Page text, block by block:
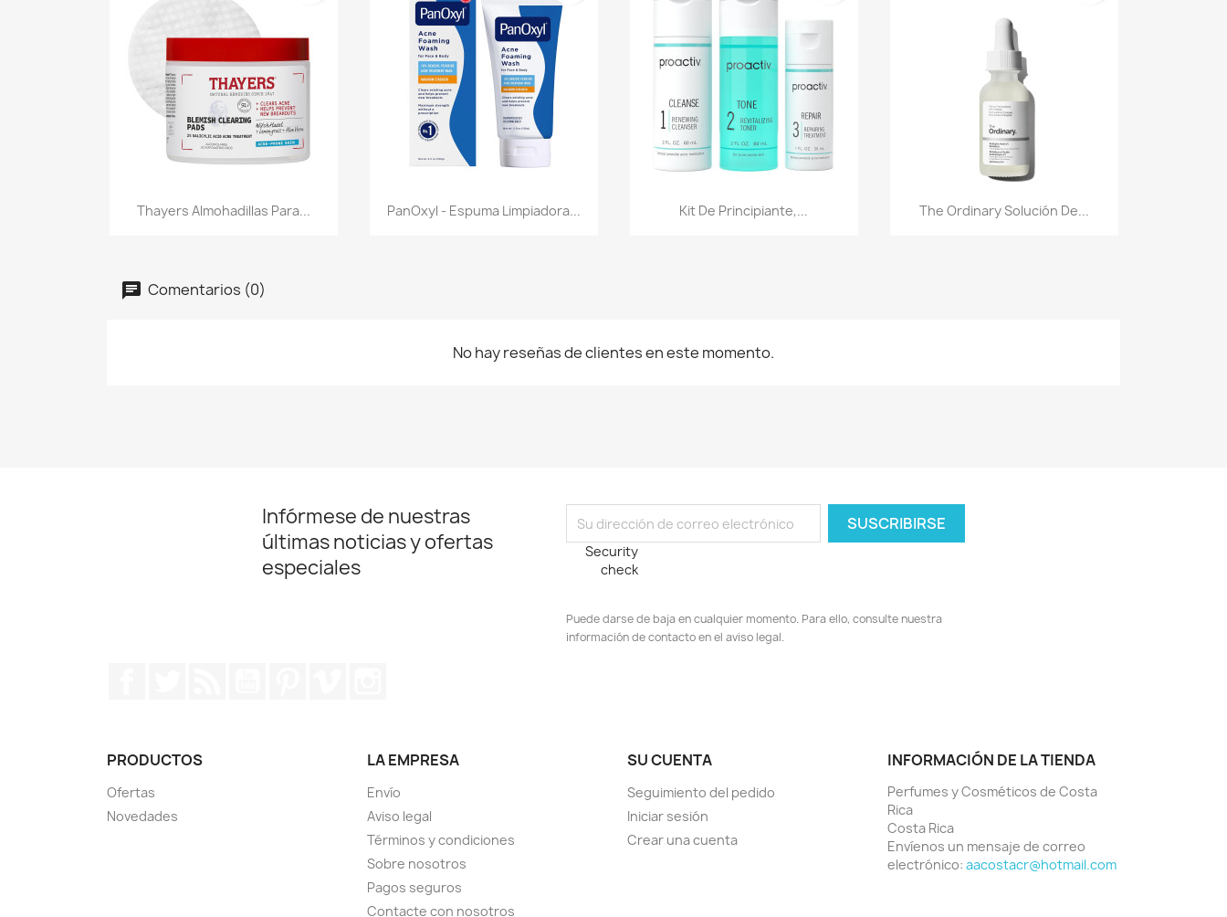
 Vista rápida
Thayers Almohadillas Para... Vista rápida
PanOxyl - Espuma Limpiadora... Vista rápida
Kit De Principiante,... Vista rápida
The Ordinary Solución De...
Comentarios (0)
No hay reseñas de clientes en este momento.
Infórmese de nuestras
últimas noticias y ofertas
especiales
Security
check
Puede darse de baja en cualquier momento. Para ello, consulte nuestra
información de contacto en el aviso legal.
PRODUCTOS
Ofertas
Novedades
LA EMPRESA
Envío
Aviso legal
Términos y condiciones
Sobre nosotros
Pagos seguros
Contacte con nosotros
SU CUENTA
Seguimiento del pedido
Iniciar sesión
Crear una cuenta
INFORMACIÓN DE LA TIENDA
Perfumes y Cosméticos de Costa
Rica
Costa Rica
Envíenos un mensaje de correo
electrónico: aacostacr@hotmail.com